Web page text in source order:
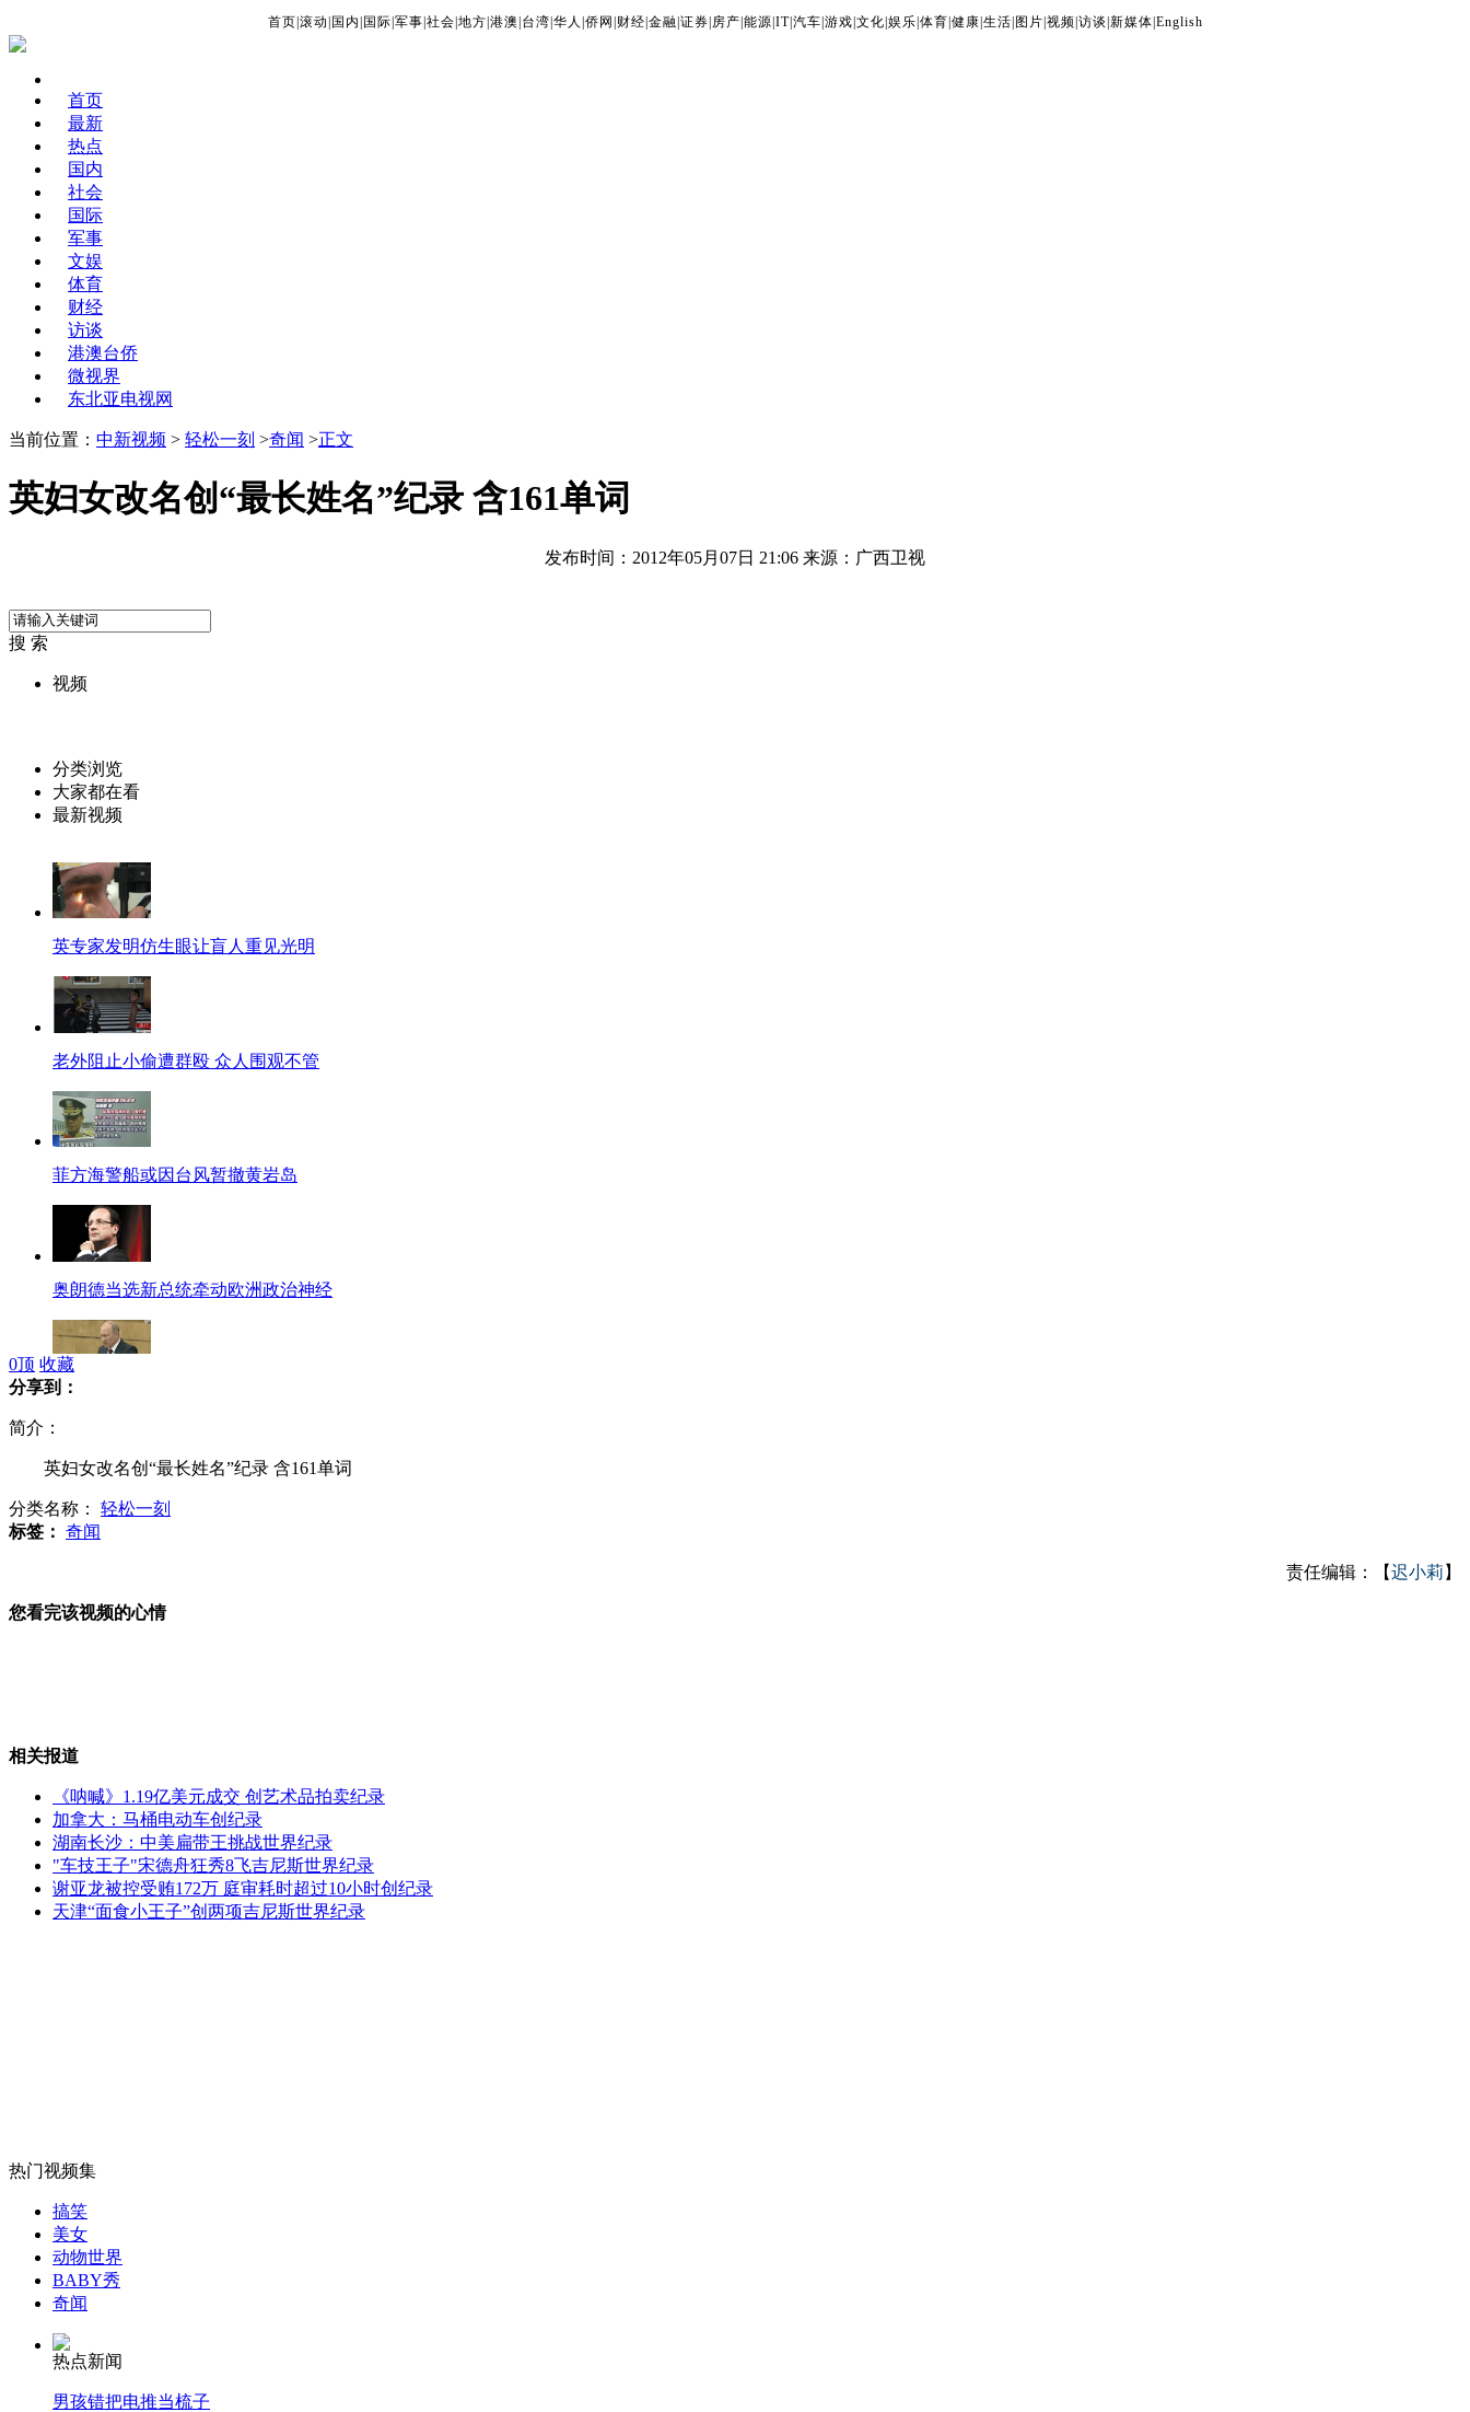
首页 滚动 国内 国际 军事 社会 地方 港澳 台湾 华人 侨网 财经 金融 证券 房产 能源 IT| 汽车 游戏 文化 娱乐 体育 健康 生活 图片 视频 访谈 新媒体 English
首页
最新
热点
国内
社会
国际
军事
文娱
体育
财经
访谈
港澳台侨
微视界
东北亚电视网
当前位置： 中新视频 > 轻松一刻 >奇闻 >正文
英妇女改名创“最长姓名”纪录 含161单词
发布时间：2012年05月07日 21:06 来源：广西卫视
搜 索
视频
分类浏览
大家都在看
最新视频
英专家发明仿生眼让盲人重见光明
老外阻止小偷遭群殴 众人围观不管
菲方海警船或因台风暂撤黄岩岛
奥朗德当选新总统牵动欧洲政治神经
新闻人物：硬汉普京
56岁老人3次跳河救出轻生者
十岁女孩跟着妈妈闯红灯被撞飞
女孩北京地铁殴打老人 痛下狠手拳打脚踢
无痛分娩是否安全 医生回应
外交部：反对强权政治霸凌主义
外交部：有关国家言论片面不公正
0顶 收藏
分享到：
简介：
英妇女改名创“最长姓名”纪录 含161单词
分类名称： 轻松一刻
标签： 奇闻
责任编辑：【迟小莉 】
您看完该视频的心情
相关报道
《呐喊》1.19亿美元成交 创艺术品拍卖纪录
加拿大：马桶电动车创纪录
湖南长沙：中美扁带王挑战世界纪录
"车技王子"宋德舟狂秀8飞吉尼斯世界纪录
谢亚龙被控受贿172万 庭审耗时超过10小时创纪录
天津“面食小王子”创两项吉尼斯世界纪录
热门视频集
搞笑
美女
动物世界
BABY秀
奇闻
热点新闻
男孩错把电推当梳子